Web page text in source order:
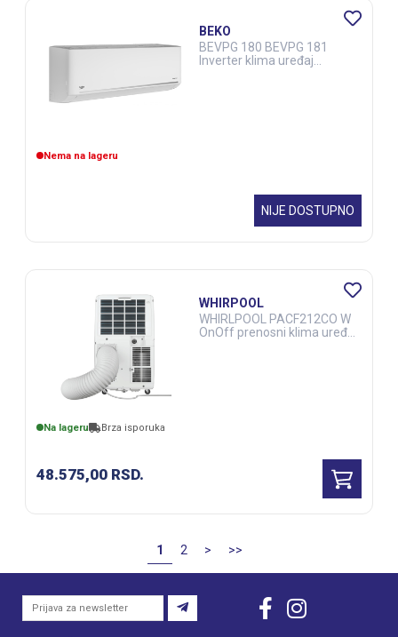
Nema na lageru
BEKO
BEVPG 180 BEVPG 181
Inverter klima uređaj
NIJE DOSTUPNO
Na lageru Brza isporuka
48.575,00 RSD.
WHIRPOOL
WHIRLPOOL PACF212CO W
OnOff prenosni klima uređaj
1 2 > >>